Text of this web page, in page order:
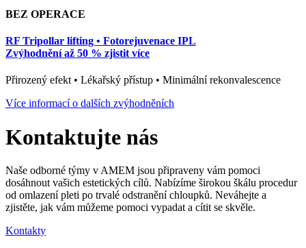
BEZ OPERACE
RF Tripollar lifting • Fotorejuvenace IPL
Zvýhodnění až 50 % zjistit více
Přirozený efekt • Lékařský přístup • Minimální rekonvalescence
Více informací o dalších zvýhodněních
Kontaktujte nás
Naše odborné týmy v AMEM jsou připraveny vám pomoci
dosáhnout vašich estetických cílů. Nabízíme širokou škálu procedur
od omlazení pleti po trvalé odstranění chloupků. Neváhejte a
zjistěte, jak vám můžeme pomoci vypadat a cítit se skvěle.
Kontakty